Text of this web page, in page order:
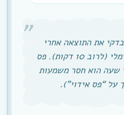
את התוצאה אחרי
שעבר הזמן המקסימלי (לרוב 10 דקות). פס
שעה הוא חסר משמעות
על “פס אידוי”).